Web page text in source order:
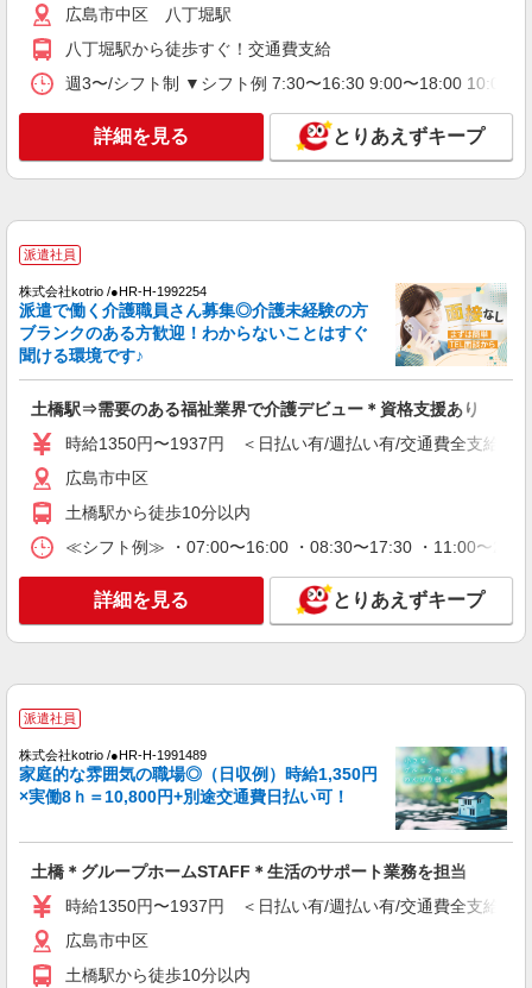
派遣社員
（株）ウィルオブ・ワークCW 広島支店/ms340101
時給1350円 ◆前払い・日払い・週払いOK
広島県広島市中区
派遣社員
株式会社kotrio /●HR-H-1991486
八丁堀＊グループホームSTAFF＊生活のサポ
ート業務を担当
時給1350円〜1937円 ＜日払い有/週払い有/交
広島市中区 八丁堀駅
キープ
アルバイト
日研トータルソーシング株式会社 メディカルケア事業部/広島オフィ
ス【看護助手】
看護助手（ナースエイド）
広島県広島市中区 【最寄駅】十日市町電停
派遣社員
八丁堀駅/穏やかなデイサービス＊面接なし・
残業なし
時給1350円〜1937円 ＜日払い有/週払い有/交
通費全支給(ガソリン代含む)＞
広島市中区 八丁堀駅
八丁堀駅から徒歩すぐ！交通費支給
週3〜/シフト制 ▼シフト例 7:30〜16:30 9:00〜18:00
詳細を見る とりあえずキープ
派遣社員
株式会社kotrio /●HR-H-1992254
派遣で働く介護職員さん募集◎介護未経験の方
ブランクのある方歓迎！わからないことはすぐ
聞ける環境です♪
土橋駅⇒需要のある福祉業界で介護デビュー＊資格支援あり
時給1350円〜1937円 ＜日払い有/週払い有/交通費全支給(ガ
広島市中区
土橋駅から徒歩10分以内
≪シフト例≫ ・07:00〜16:00 ・08:30〜17:30 ・11:00〜
詳細を見る とりあえずキープ
派遣社員
株式会社kotrio /●HR-H-1991489
家庭的な雰囲気の職場◎（日収例）時給1,350円
×実働8ｈ＝10,800円+別途交通費日払い可！
土橋＊グループホームSTAFF＊生活のサポート業務を担当
時給1350円〜1937円 ＜日払い有/週払い有/交通費全支給(ガ
広島市中区
土橋駅から徒歩10分以内